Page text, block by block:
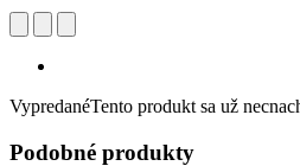
VypredanéTento produkt sa už
Podobné produkty